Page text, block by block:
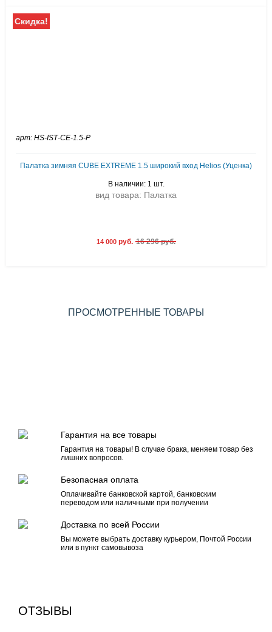
Скидка!
арт: HS-ISТ-CE-1.5-P
Палатка зимняя CUBE EXTREME 1.5 широкий вход Helios (Уценка)
В наличии: 1 шт.
вид товара: Палатка
14 000 руб. 16 296 руб.
ПРОСМОТРЕННЫЕ ТОВАРЫ
Гарантия на все товары
Гарантия на товары! В случае брака, меняем товар без
лишних вопросов.
Безопасная оплата
Оплачивайте банковской картой, банковским
переводом или наличными при получении
Доставка по всей России
Вы можете выбрать доставку курьером, Почтой России
или в пункт самовывоза
ОТЗЫВЫ